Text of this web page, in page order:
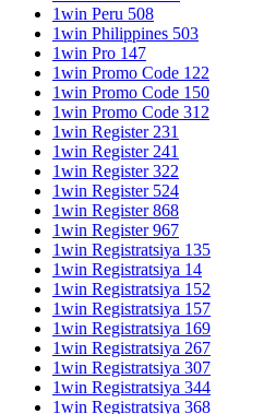
1win Peru 508
1win Philippines 503
1win Pro 147
1win Promo Code 122
1win Promo Code 150
1win Promo Code 312
1win Register 231
1win Register 241
1win Register 322
1win Register 524
1win Register 868
1win Register 967
1win Registratsiya 135
1win Registratsiya 14
1win Registratsiya 152
1win Registratsiya 157
1win Registratsiya 169
1win Registratsiya 267
1win Registratsiya 307
1win Registratsiya 344
1win Registratsiya 368